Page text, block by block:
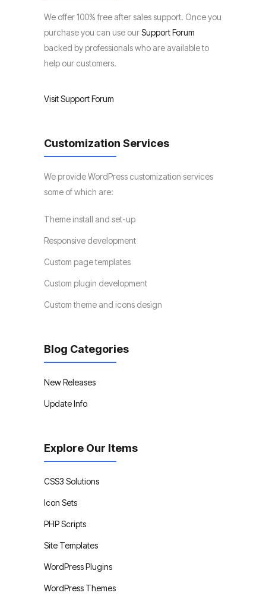
We offer 100% free after sales support. Once you
purchase you can use ourSupport Forum
backed by professionals who are available to
help our customers.
Visit Support Forum
Customization Services
We provide WordPress customization services
some of which are:
Theme install and set-up
Responsive development
Custom page templates
Custom plugin development
Custom theme and icons design
Blog Categories
New Releases
Update Info
Explore Our Items
CSS3 Solutions
Icon Sets
PHP Scripts
Site Templates
WordPress Plugins
WordPress Themes